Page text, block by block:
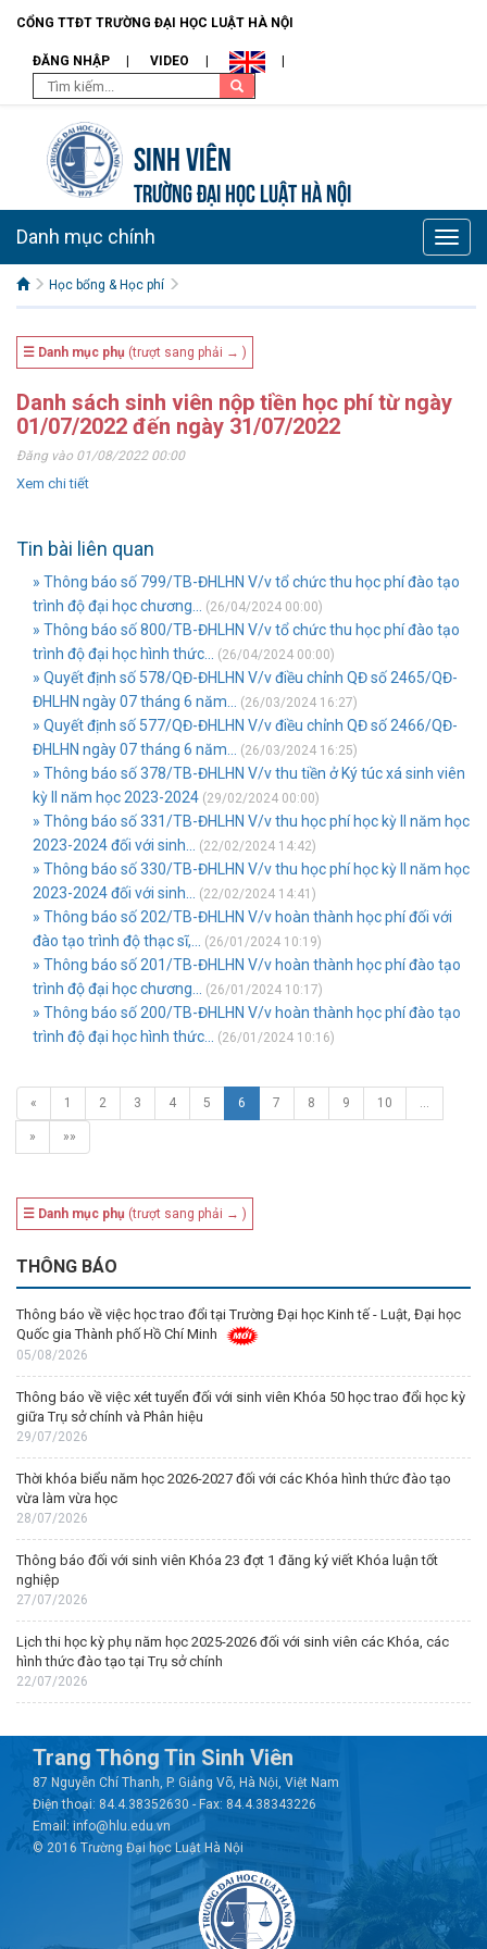
CỔNG TTĐT TRƯỜNG ĐẠI HỌC LUẬT HÀ NỘI
ĐĂNG NHẬP VIDEO
Sinh viên
TRƯỜNG ĐẠI HỌC LUẬT HÀ NỘI
Toggle
Danh mục chính
Học bổng & Học phí
☰ Danh mục phụ (trượt sang phải → )
Danh sách sinh viên nộp tiền học phí từ ngày
01/07/2022 đến ngày 31/07/2022
Đăng vào 01/08/2022 00:00
Xem chi tiết
Tin bài liên quan
» Thông báo số 799/TB-ĐHLHN V/v tổ chức thu học phí đào tạo
trình độ đại học chương...
(26/04/2024 00:00)
» Thông báo số 800/TB-ĐHLHN V/v tổ chức thu học phí đào tạo
trình độ đại học hình thức...
(26/04/2024 00:00)
» Quyết định số 578/QĐ-ĐHLHN V/v điều chỉnh QĐ số 2465/QĐ-
ĐHLHN ngày 07 tháng 6 năm...
(26/03/2024 16:27)
» Quyết định số 577/QĐ-ĐHLHN V/v điều chỉnh QĐ số 2466/QĐ-
ĐHLHN ngày 07 tháng 6 năm...
(26/03/2024 16:25)
» Thông báo số 378/TB-ĐHLHN V/v thu tiền ở Ký túc xá sinh viên
kỳ II năm học 2023-2024 (29/02/2024 00:00)
» Thông báo số 331/TB-ĐHLHN V/v thu học phí học kỳ II năm học
2023-2024 đối với sinh...
(22/02/2024 14:42)
» Thông báo số 330/TB-ĐHLHN V/v thu học phí học kỳ II năm học
2023-2024 đối với sinh...
(22/02/2024 14:41)
» Thông báo số 202/TB-ĐHLHN V/v hoàn thành học phí đối với
đào tạo trình độ thạc sĩ,...
(26/01/2024 10:19)
» Thông báo số 201/TB-ĐHLHN V/v hoàn thành học phí đào tạo
trình độ đại học chương...
(26/01/2024 10:17)
» Thông báo số 200/TB-ĐHLHN V/v hoàn thành học phí đào tạo
trình độ đại học hình thức...
(26/01/2024 10:16)
« 1 2 3 4 5 6 7 8 9 10 …
» »»
☰ Danh mục phụ (trượt sang phải → )
THÔNG BÁO
Thông báo về việc học trao đổi tại Trường Đại học Kinh tế - Luật, Đại học
Quốc gia Thành phố Hồ Chí Minh
05/08/2026
Thông báo về việc xét tuyển đối với sinh viên Khóa 50 học trao đổi học kỳ
giữa Trụ sở chính và Phân hiệu
29/07/2026
Thời khóa biểu năm học 2026-2027 đối với các Khóa hình thức đào tạo
vừa làm vừa học
28/07/2026
Thông báo đối với sinh viên Khóa 23 đợt 1 đăng ký viết Khóa luận tốt
nghiệp
27/07/2026
Lịch thi học kỳ phụ năm học 2025-2026 đối với sinh viên các Khóa, các
hình thức đào tạo tại Trụ sở chính
22/07/2026
Trang Thông Tin Sinh Viên
87 Nguyễn Chí Thanh, P. Giảng Võ, Hà Nội, Việt Nam
Điện thoại: 84.4.38352630 - Fax: 84.4.38343226
Email: info@hlu.edu.vn
© 2016 Trường Đại học Luật Hà Nội